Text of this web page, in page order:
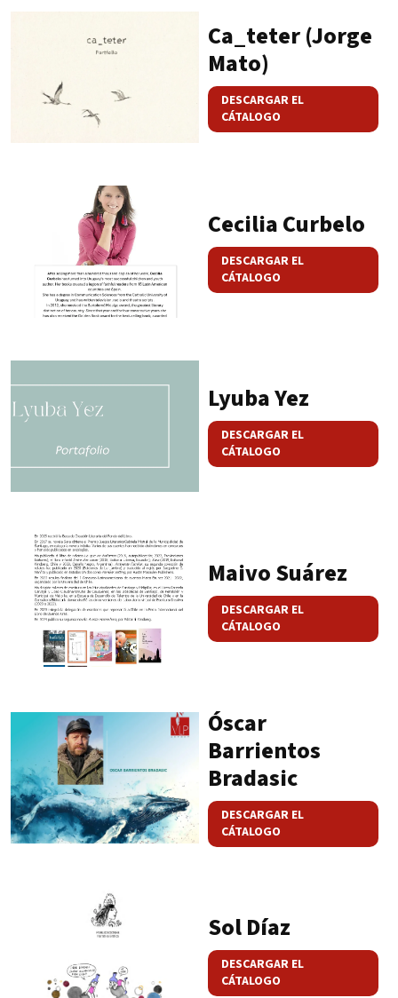
Ca_teter (Jorge
Mato)
DESCARGAR EL
CÁTALOGO
Cecilia Curbelo
DESCARGAR EL
CÁTALOGO
Lyuba Yez
DESCARGAR EL
CÁTALOGO
Maivo Suárez
DESCARGAR EL
CÁTALOGO
Óscar
Barrientos
Bradasic
DESCARGAR EL
CÁTALOGO
Sol Díaz
DESCARGAR EL
CÁTALOGO